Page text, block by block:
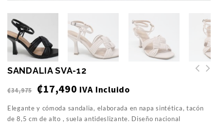
SANDALIA SVA-12
₡34,975 ₡17,490 IVA Incluido
Elegante y cómoda sandalia, elaborada en napa sintética, tacón
de 8,5 cm de alto , suela antideslizante. Diseño nacional